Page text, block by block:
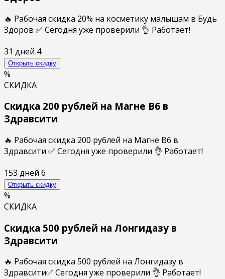
🔥 Рабочая скидка 20% на косметику малышам в Будь
Здоров ✅ Сегодня уже проверили 👌 Работает!
31 дней 4
Открыть скидку
%
СКИДКА
Скидка 200 рублей на Магне В6 в
Здравсити
🔥 Рабочая скидка 200 рублей на Магне В6 в
Здравсити ✅ Сегодня уже проверили 👌 Работает!
153 дней 6
Открыть скидку
%
СКИДКА
Скидка 500 рублей на Лонгидазу в
Здравсити
🔥 Рабочая скидка 500 рублей на Лонгидазу в
Здравсити✅ Сегодня уже проверили 👌 Работает!